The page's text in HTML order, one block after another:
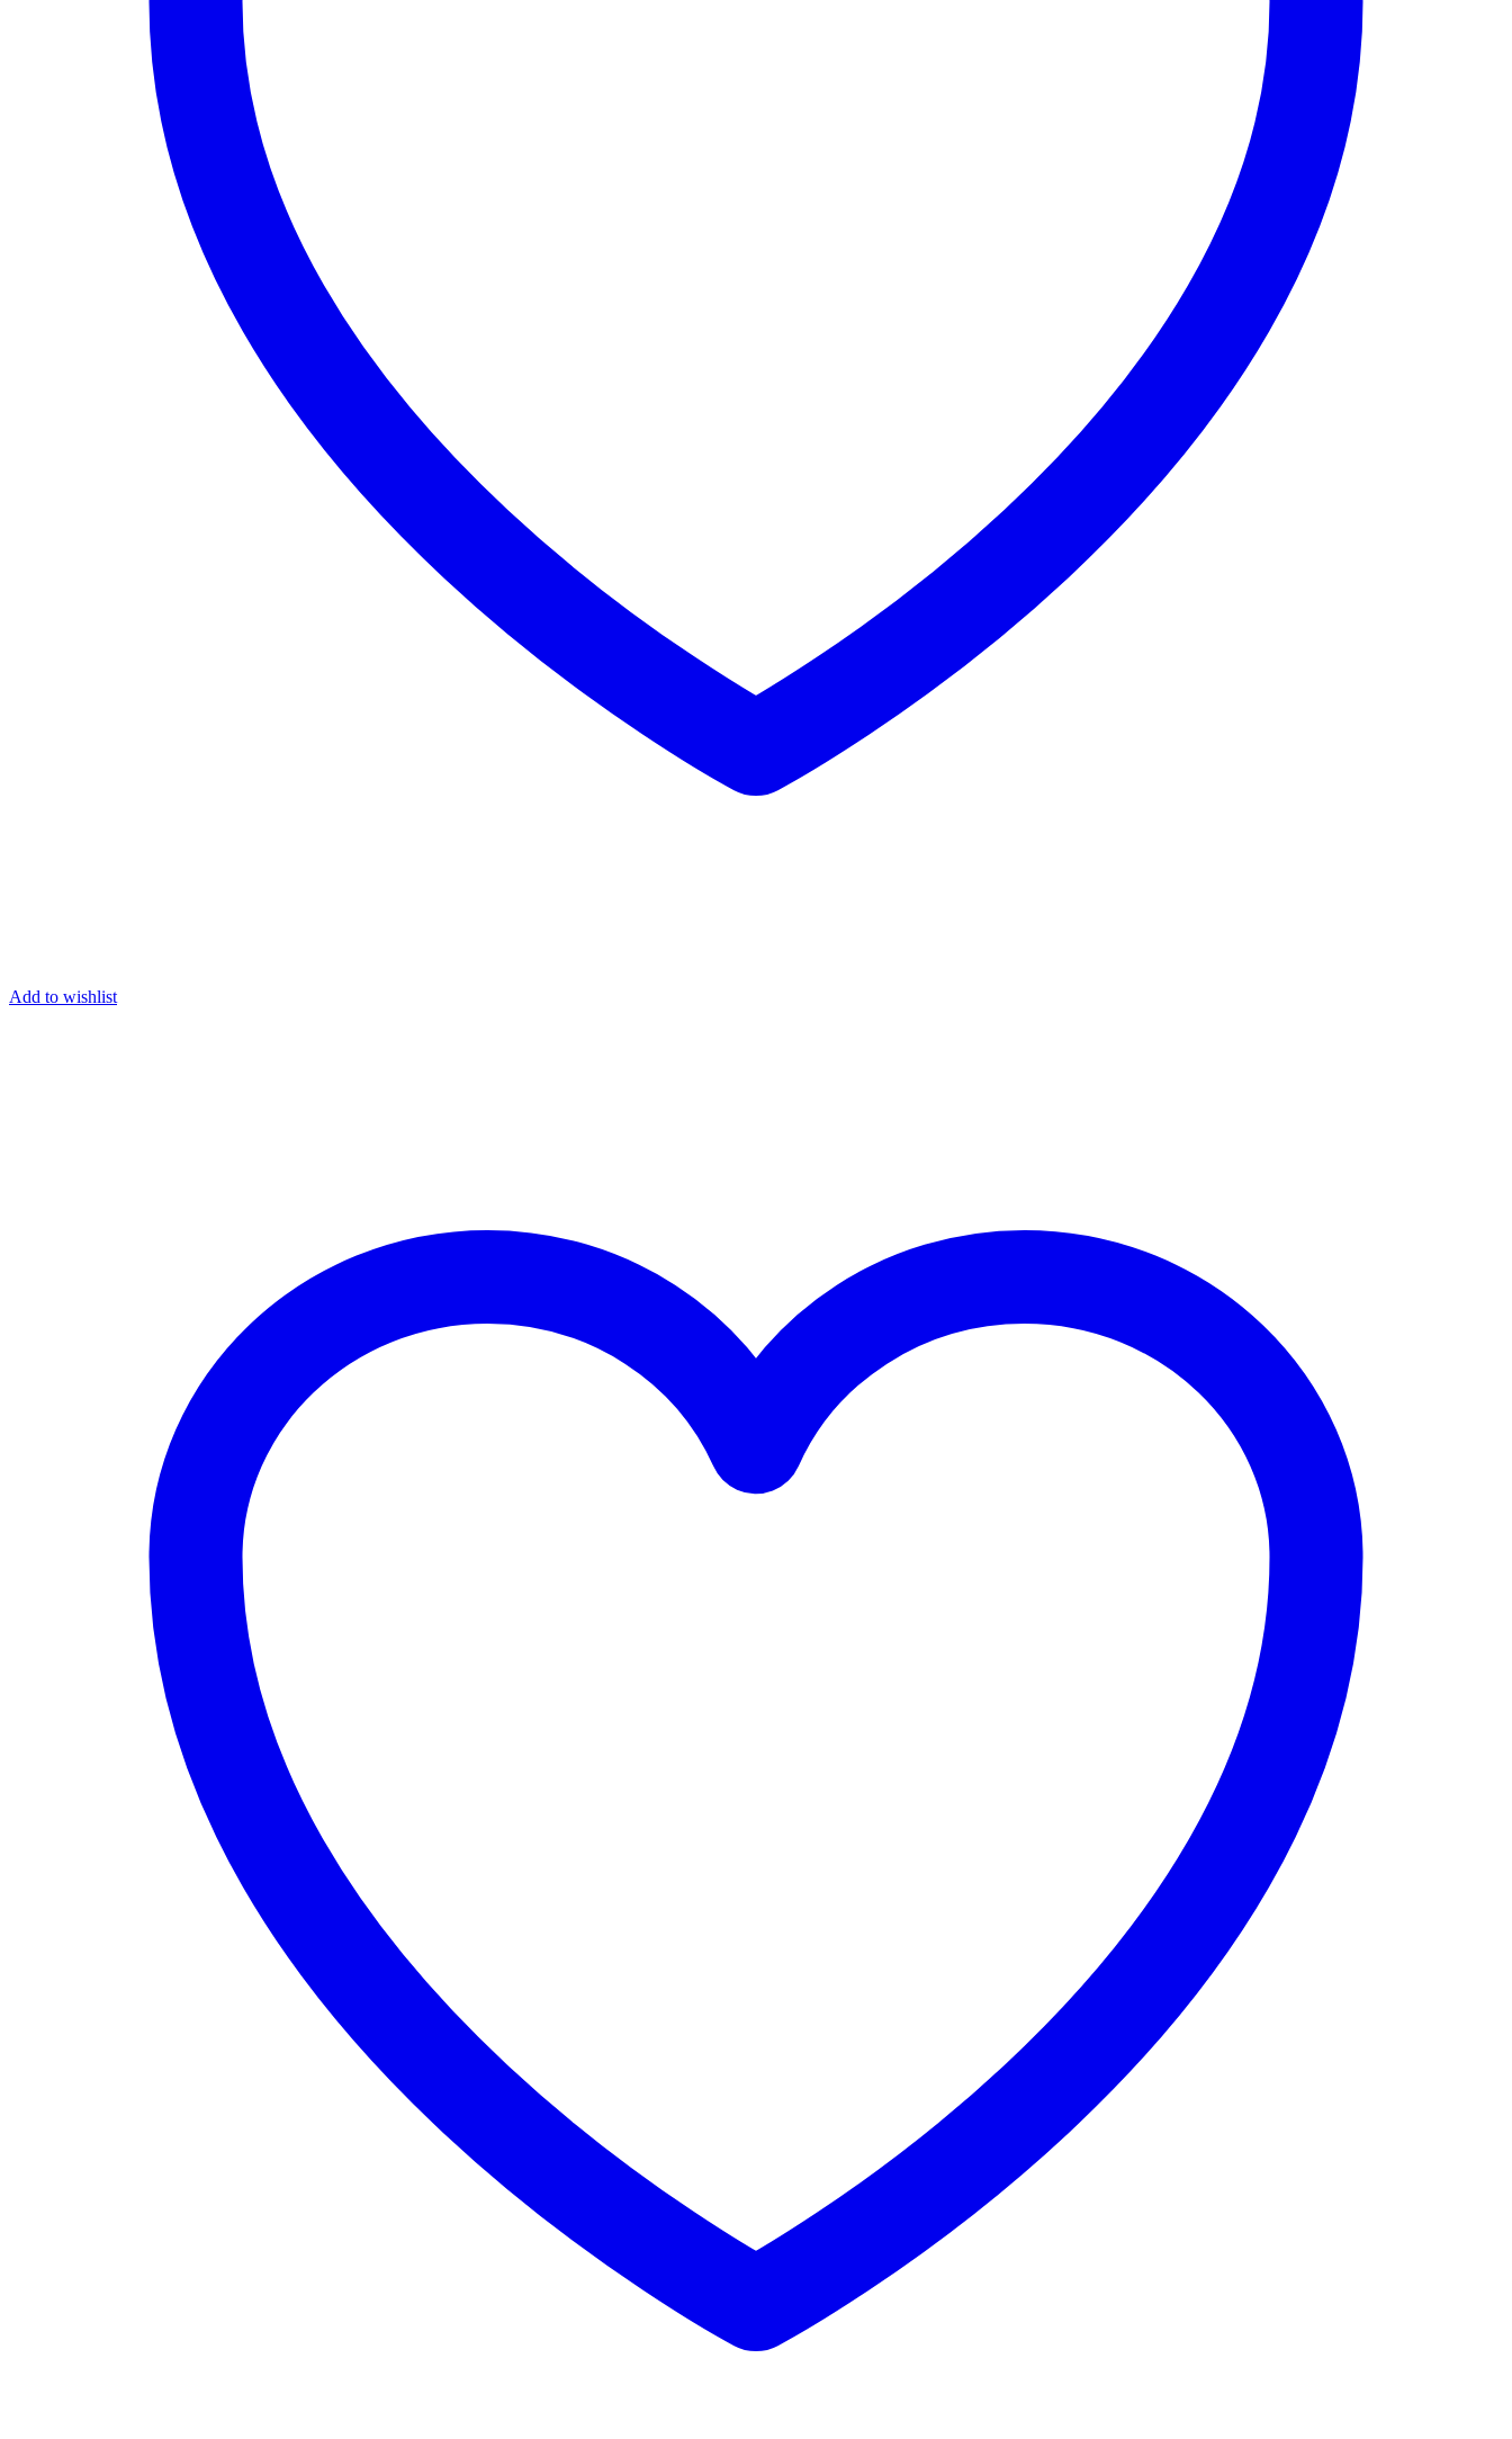
Add to wishlist